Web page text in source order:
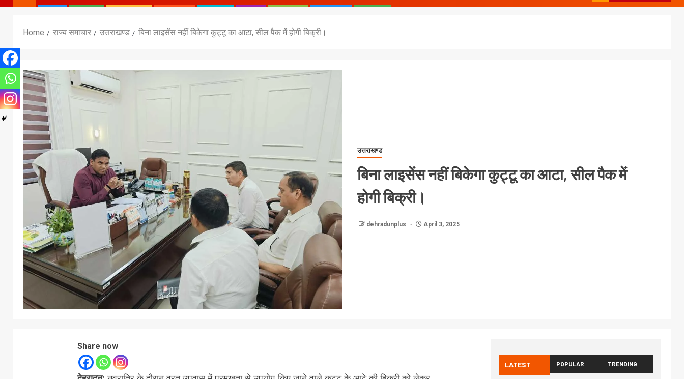
Home राज्य समाचार उत्तराखण्ड बिना लाइसेंस नहीं बिकेगा कुट्टू का आटा, सील पैक में होगी बिक्री।
उत्तराखण्ड
बिना लाइसेंस नहीं बिकेगा कुट्टू का आटा, सील पैक में
होगी बिक्री।
dehradunplus April 3, 2025
Share now
LATEST POPULAR TRENDING